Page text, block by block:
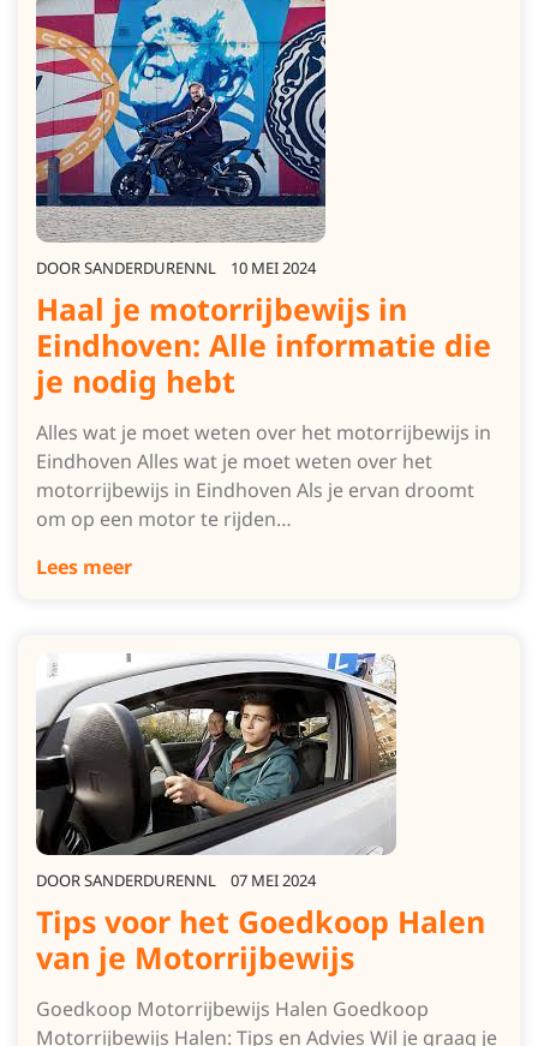
DOORSANDERDURENNL 10 MEI 2024
Haal je motorrijbewijs in
Eindhoven: Alle informatie die
je nodig hebt
Alles wat je moet weten over het motorrijbewijs in
Eindhoven Alles wat je moet weten over het
motorrijbewijs in Eindhoven Als je ervan droomt
om op een motor te rijden…
Lees meer
DOORSANDERDURENNL 07 MEI 2024
Tips voor het Goedkoop Halen
van je Motorrijbewijs
Goedkoop Motorrijbewijs Halen Goedkoop
Motorrijbewijs Halen: Tips en Advies Wil je graag je